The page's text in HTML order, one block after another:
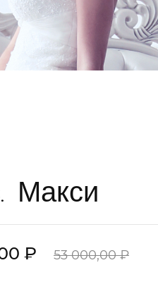
Макси
₽ 53 000,00 ₽